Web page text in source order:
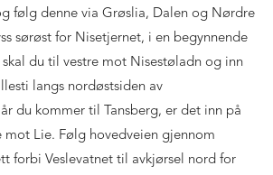
følg denne via Grøslia, Dalen og Nørdre
sørøst for Nisetjernet, i en begynnende
skal du til vestre mot Nisestøladn og inn
langs nordøstsiden av
du kommer til Tansberg, er det inn på
mot Lie. Følg hovedveien gjennom
forbi Veslevatnet til avkjørsel nord for